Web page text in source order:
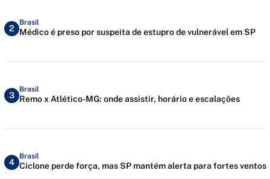
2
Brasil
Médico é preso por suspeita de estupro de vulnerável em SP
3
Brasil
Remo x Atlético-MG: onde assistir, horário e escalações
4
Brasil
Ciclone perde força, mas SP mantém alerta para fortes ventos